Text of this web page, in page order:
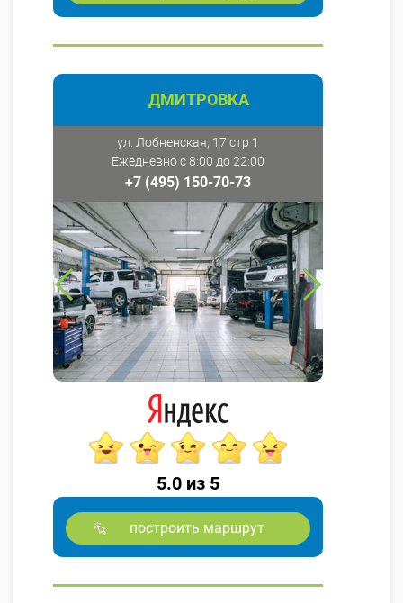
ДМИТРОВКА
ул. Лобненская, 17 стр 1
Ежедневно с 8:00 до 22:00
+7 (495) 150-70-73
5.0 из 5
построить маршрут